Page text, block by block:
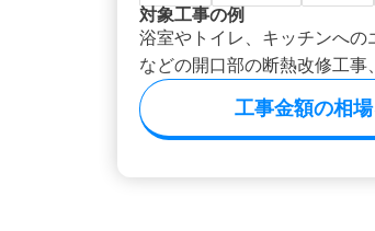
対象工事の例
浴室やトイレ、キッチンへ
などの開口部の断熱改修工
工事金額の相